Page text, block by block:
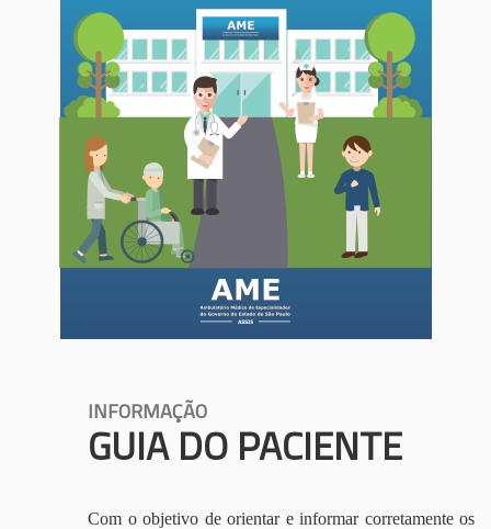
INFORMAÇÃO
GUIA DO PACIENTE
Com o objetivo de orientar e informar corretamente os